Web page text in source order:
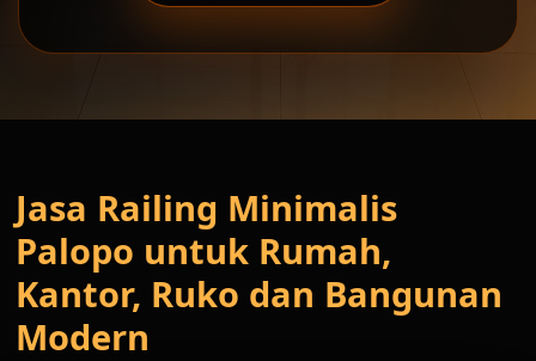
Jasa Railing Minimalis
Palopo untuk Rumah,
Kantor, Ruko dan Bangunan
Modern